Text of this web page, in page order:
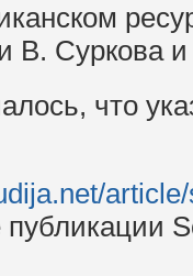
В. Суркова
что
публикации